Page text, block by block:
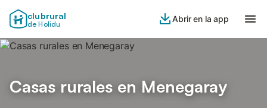
clubrural
de Holidu
Abrir en la app
Casas rurales en Menegaray